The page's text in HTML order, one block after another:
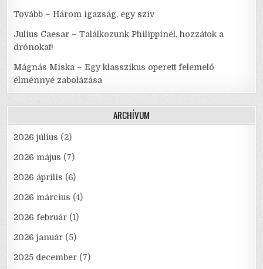
Tovább – Három igazság, egy szív
Julius Caesar – Találkozunk Philippinél, hozzátok a
drónokat!
Mágnás Miska – Egy klasszikus operett felemelő
élménnyé zabolázása
ARCHÍVUM
2026 július (2)
2026 május (7)
2026 április (6)
2026 március (4)
2026 február (1)
2026 január (5)
2025 december (7)